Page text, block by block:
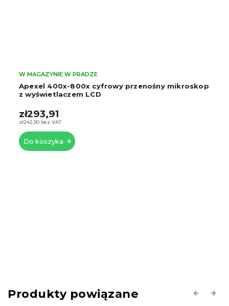
Apexel 400x-800x cyfrowy przenośny mikroskop
z wyświetlaczem LCD
W MAGAZYNIE W PRADZE
zł242,90 bez VAT
zł293,91
Do koszyka
Produkty powiązane Previous
Next